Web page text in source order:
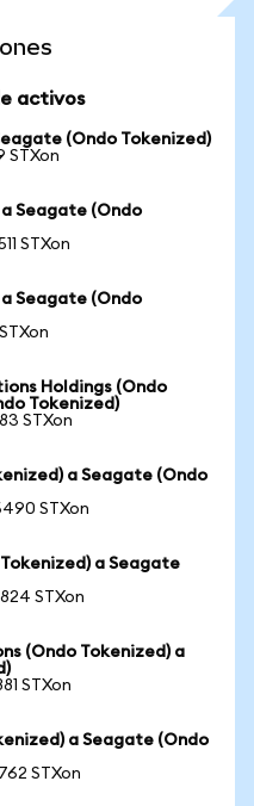
activos
(Ondo Tokenized)
STXon
Seagate (Ondo
STXon
Seagate (Ondo
Holdings (Ondo
Tokenized)
STXon
a Seagate (Ondo
STXon
a Seagate
STXon
(Ondo Tokenized) a
STXon
a Seagate (Ondo
STXon